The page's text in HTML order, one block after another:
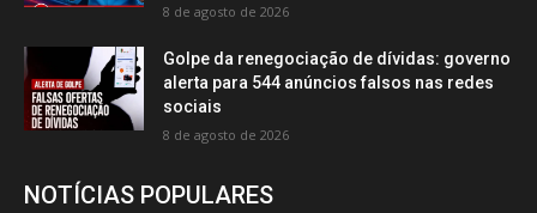
8 de agosto de 2026
Golpe da renegociação de dívidas: governo
alerta para 544 anúncios falsos nas redes
sociais
8 de agosto de 2026
NOTÍCIAS POPULARES